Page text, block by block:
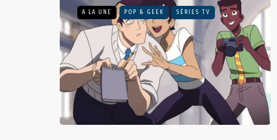
A LA UNE POP & GEEK SÉRIES TV